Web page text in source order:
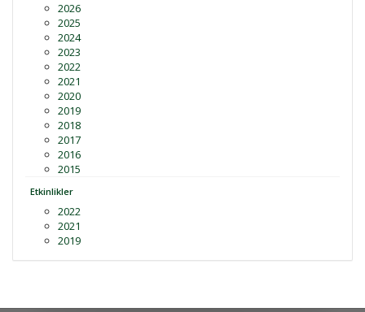
2026
2025
2024
2023
2022
2021
2020
2019
2018
2017
2016
2015
Etkinlikler
2022
2021
2019